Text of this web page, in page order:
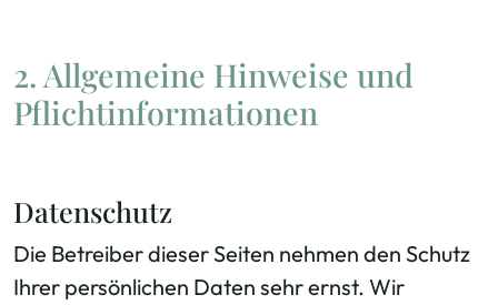
2. Allgemeine Hinweise und
Pflichtinformationen
Datenschutz
Die Betreiber dieser Seiten nehmen den Schutz
Ihrer persönlichen Daten sehr ernst. Wir